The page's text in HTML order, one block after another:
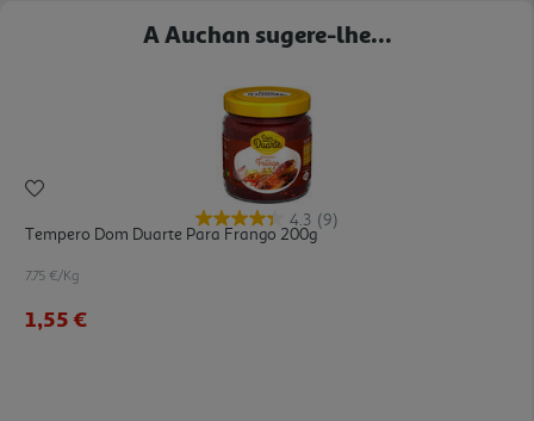
A Auchan sugere-lhe...
4.3 (9)
Tempero Dom Duarte Para Frango 200g
7.75 €/Kg
1,55 €